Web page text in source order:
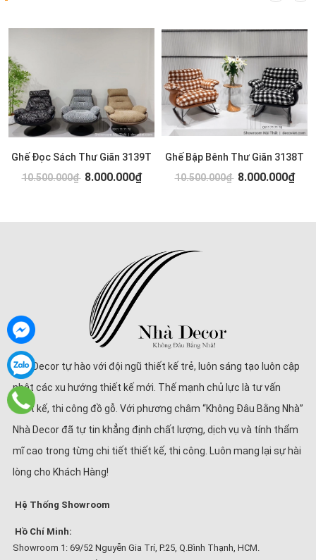
Ghế Đọc Sách Thư Giãn 3139T
10.500.000₫ 8.000.000₫
Ghế Bập Bênh Thư Giãn 3138T
10.500.000₫ 8.000.000₫
Nhà Decor tự hào với đội ngũ thiết kế trẻ, luôn sáng tạo luôn cập
nhật các xu hướng thiết kế mới. Thế mạnh chủ lực là tư vấn
thiết kế, thi công đồ gỗ. Với phương châm “Không Đâu Bằng Nhà”
Nhà Decor đã tự tin khẳng định chất lượng, dịch vụ và tính thẩm
mĩ cao trong từng chi tiết thiết kế, thi công. Luôn mang lại sự hài
lòng cho Khách Hàng!
Hệ Thống Showroom
Hồ Chí Minh:
Showroom 1: 69/52 Nguyễn Gia Trí, P.25, Q.Bình Thạnh, HCM.